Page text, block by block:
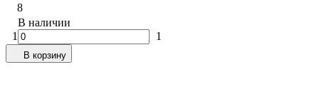
8
В наличии
1
1
В корзину